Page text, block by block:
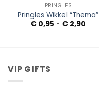
PRINGLES
Pringles Wikkel “Thema”
€ 0,95 - € 2,90
VIP GIFTS